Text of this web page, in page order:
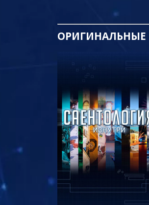
ОРИГИНАЛЬНЫЕ